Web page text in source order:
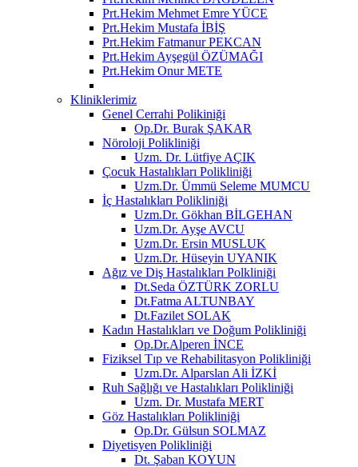
Prt.Hekim Mehmet Emre YÜCE
Prt.Hekim Mustafa İBİŞ
Prt.Hekim Fatmanur PEKCAN
Prt.Hekim Ayşegül ÖZÜMAĞI
Prt.Hekim Onur METE
Kliniklerimiz
Genel Cerrahi Polikiniği
Op.Dr. Burak ŞAKAR
Nöroloji Polikliniği
Uzm. Dr. Lütfiye AÇIK
Çocuk Hastalıkları Polikliniği
Uzm.Dr. Ümmü Seleme MUMCU
İç Hastalıkları Polikliniği
Uzm.Dr. Gökhan BİLGEHAN
Uzm.Dr. Ayşe AVCU
Uzm.Dr. Ersin MUSLUK
Uzm.Dr. Hüseyin UYANIK
Ağız ve Diş Hastalıkları Polkliniği
Dt.Seda ÖZTÜRK ZORLU
Dt.Fatma ALTUNBAY
Dt.Fazilet SOLAK
Kadın Hastalıkları ve Doğum Polikliniği
Op.Dr.Alperen İNCE
Fiziksel Tıp ve Rehabilitasyon Polikliniği
Uzm.Dr. Alparslan Ali İZKİ
Ruh Sağlığı ve Hastalıkları Polikliniği
Uzm. Dr. Mustafa MERT
Göz Hastalıkları Polikliniği
Op.Dr. Gülsun SOLMAZ
Diyetisyen Polikliniği
Dt. Şaban KOYUN